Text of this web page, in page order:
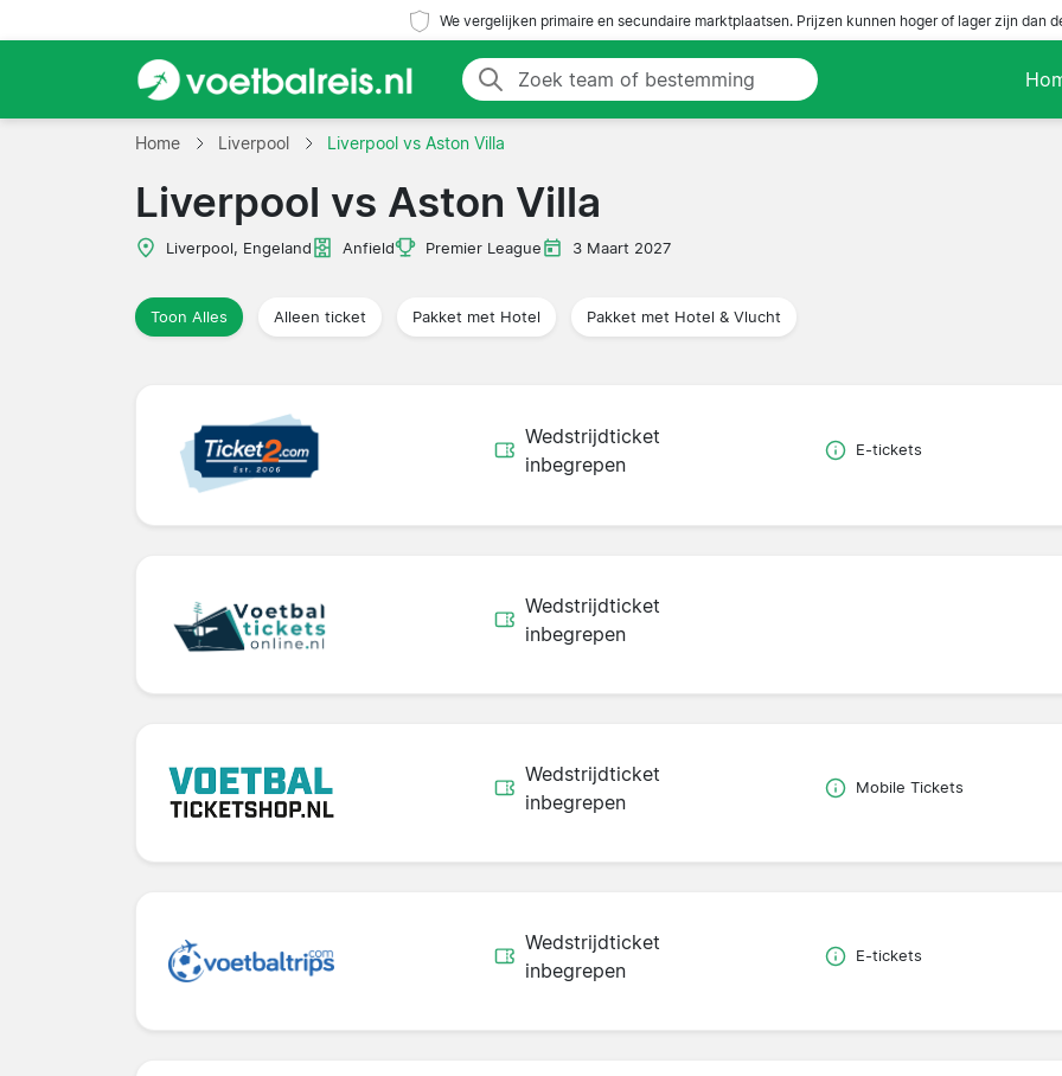
We vergelijken primaire en secundaire marktplaatsen. Prijzen kunnen hoger of lager zijn dan
Home Liverpool Liverpool vs Aston Villa
Liverpool vs Aston Villa
Liverpool, Engeland Anfield Premier League 3 Maart 2027
Toon Alles Alleen ticket Pakket met Hotel Pakket met Hotel & Vlucht
Wedstrijdticket
inbegrepen
E-tickets
Wedstrijdticket
inbegrepen
Wedstrijdticket
inbegrepen
Mobile Tickets
Wedstrijdticket
inbegrepen
E-tickets